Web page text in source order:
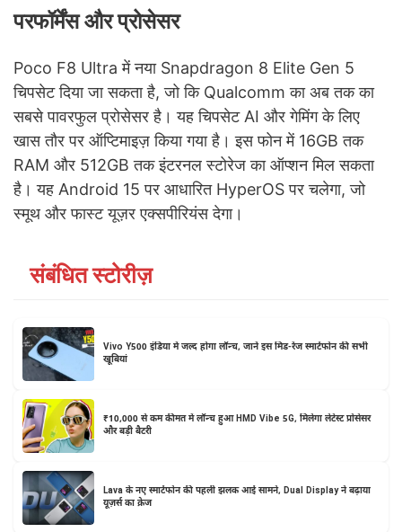
परफॉर्मेंस और प्रोसेसर
Poco F8 Ultra में नया Snapdragon 8 Elite Gen 5
चिपसेट दिया जा सकता है, जो कि Qualcomm का अब तक का
सबसे पावरफुल प्रोसेसर है। यह चिपसेट AI और गेमिंग के लिए
खास तौर पर ऑप्टिमाइज़ किया गया है। इस फोन में 16GB तक
RAM और 512GB तक इंटरनल स्टोरेज का ऑप्शन मिल सकता
है। यह Android 15 पर आधारित HyperOS पर चलेगा, जो
स्मूथ और फास्ट यूज़र एक्सपीरियंस देगा।
संबंधित स्टोरीज़
Vivo Y500 इंडिया में जल्द होगा लॉन्च, जानें इस मिड-रेंज स्मार्टफोन की सभी
खूबियां
₹10,000 से कम कीमत में लॉन्च हुआ HMD Vibe 5G, मिलेगा लेटेस्ट प्रोसेसर
और बड़ी बैटरी
Lava के नए स्मार्टफोन की पहली झलक आई सामने, Dual Display ने बढ़ाया
यूज़र्स का क्रेज